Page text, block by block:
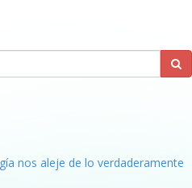
nos aleje de lo verdaderamente